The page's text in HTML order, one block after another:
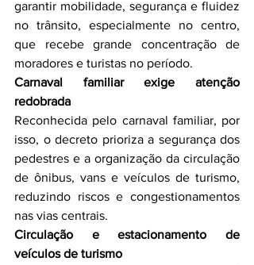
garantir mobilidade, segurança e fluidez
no trânsito, especialmente no centro,
que recebe grande concentração de
moradores e turistas no período.
Carnaval familiar exige atenção
redobrada
Reconhecida pelo carnaval familiar, por
isso, o decreto prioriza a segurança dos
pedestres e a organização da circulação
de ônibus, vans e veículos de turismo,
reduzindo riscos e congestionamentos
nas vias centrais.
Circulação e estacionamento de
veículos de turismo